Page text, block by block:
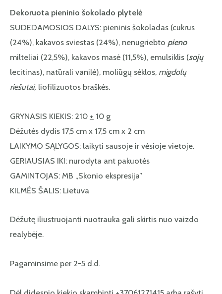
Dekoruota pieninio šokolado plytelė
SUDEDAMOSIOS DALYS: pieninis šokoladas (cukrus
(24%), kakavos sviestas (24%), nenugriebto pieno
milteliai (22,5%), kakavos masė (11,5%), emulsiklis (sojų
lecitinas), natūrali vanilė), moliūgų sėklos, migdolų
riešutai, liofilizuotos braškės.
GRYNASIS KIEKIS: 210 + 10 g
Dėžutės dydis 17,5 cm x 17,5 cm x 2 cm
LAIKYMO SĄLYGOS: laikyti sausoje ir vėsioje vietoje.
GERIAUSIAS IKI: nurodyta ant pakuotės
GAMINTOJAS: MB „Skonio ekspresija”
KILMĖS ŠALIS: Lietuva
Dėžutę iliustruojanti nuotrauka gali skirtis nuo vaizdo
realybėje.
Pagaminsime per 2-5 d.d.